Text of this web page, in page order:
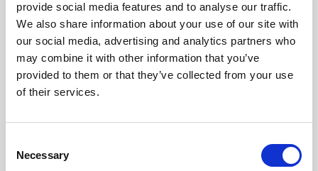
provide social media features and to analyse our traffic.
We also share information about your use of our site with
our social media, advertising and analytics partners who
may combine it with other information that you’ve
provided to them or that they’ve collected from your use
of their services.
Selection
Necessary